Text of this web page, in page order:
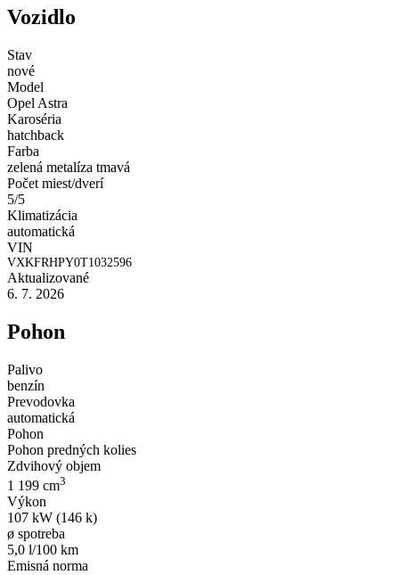
Vozidlo
Stav
nové
Model
Opel Astra
Karoséria
hatchback
Farba
zelená metalíza tmavá
Počet miest/dverí
5/5
Klimatizácia
automatická
VIN
VXKFRHPY0T1032596
Aktualizované
6. 7. 2026
Pohon
Palivo
benzín
Prevodovka
automatická
Pohon
Pohon predných kolies
Zdvihový objem
1 199 cm3
Výkon
107 kW (146 k)
ø spotreba
5,0 l/100 km
Emisná norma